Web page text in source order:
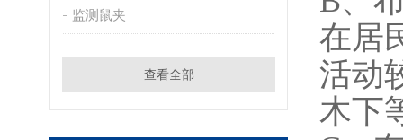
监测鼠夹
查看全部
在居
活动
木下